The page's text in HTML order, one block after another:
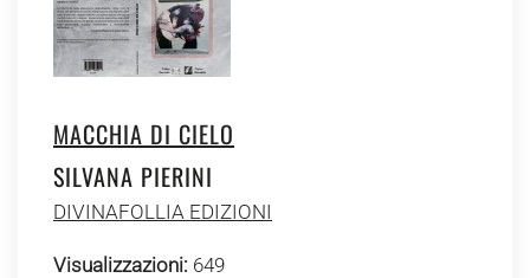
MACCHIA DI CIELO
SILVANA PIERINI
DIVINAFOLLIA EDIZIONI
Visualizzazioni: 649